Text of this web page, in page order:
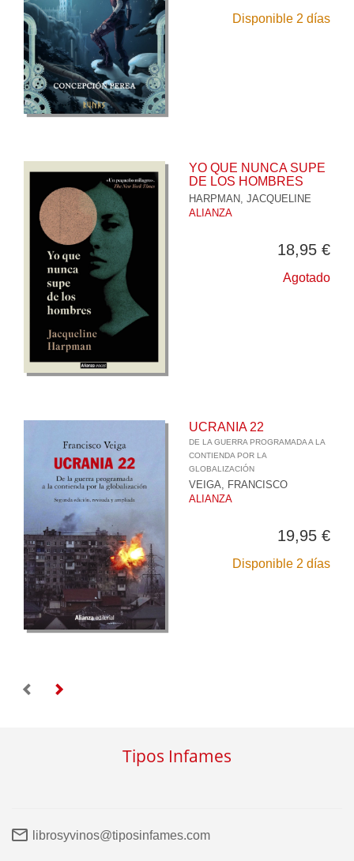
Disponible 2 días
YO QUE NUNCA SUPE
DE LOS HOMBRES
HARPMAN, JACQUELINE
ALIANZA
18,95 €
Agotado
UCRANIA 22
DE LA GUERRA PROGRAMADA A LA
CONTIENDA POR LA
GLOBALIZACIÓN
VEIGA, FRANCISCO
ALIANZA
19,95 €
Disponible 2 días
Tipos Infames
librosyvinos@tiposinfames.com